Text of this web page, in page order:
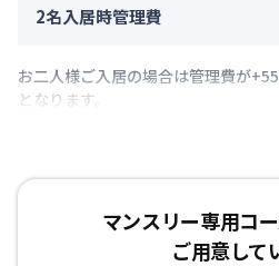
2名入居時管理費
お二人様ご入居の場合は管理費が
となります。
マンスリー専用コ
ご用意して